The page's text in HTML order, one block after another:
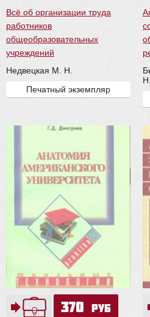
Всё об организации труда
работников
общеобразовательных
учреждений
Недвецкая М. Н.
Печатный экземпляр
Н.
370 руб